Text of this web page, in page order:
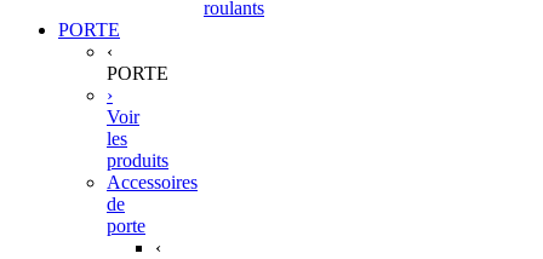
roulants
PORTE
‹
PORTE
›
Voir
les
produits
Accessoires
de
porte
‹